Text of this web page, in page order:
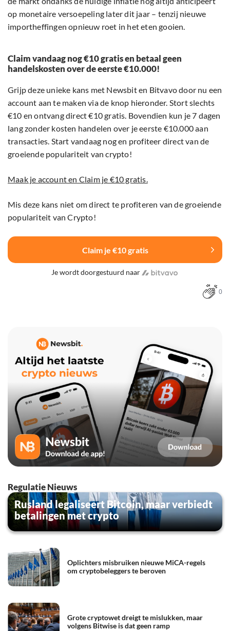
op monetaire versoepeling later dit jaar – tenzij nieuwe
importheffingen opnieuw roet in het eten gooien.
Claim vandaag nog €10 gratis en betaal geen
handelskosten over de eerste €10.000!
Grijp deze unieke kans met Newsbit en Bitvavo door nu een
account aan te maken via de knop hieronder. Stort slechts
€10 en ontvang direct €10 gratis. Bovendien kun je 7 dagen
lang zonder kosten handelen over je eerste €10.000 aan
transacties. Start vandaag nog en profiteer direct van de
groeiende populariteit van crypto!
Maak je account en Claim je €10 gratis.
Mis deze kans niet om direct te profiteren van de groeiende
populariteit van Crypto!
Claim je €10 gratis
Je wordt doorgestuurd naar
0
Regulatie Nieuws
Rusland legaliseert Bitcoin, maar verbiedt
betalingen met crypto
Oplichters misbruiken nieuwe MiCA-regels
om cryptobeleggers te beroven
Grote cryptowet dreigt te mislukken, maar
volgens Bitwise is dat geen ramp